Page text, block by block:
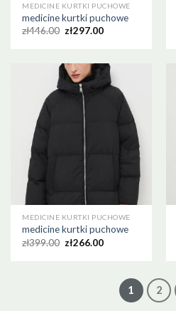
MEDICINE KURTKI PUCHOWE
medicine kurtki puchowe
zł446.00 zł297.00
MEDICINE KURTKI PUCHOWE
medicine kurtki puchowe
zł399.00 zł266.00
1 2